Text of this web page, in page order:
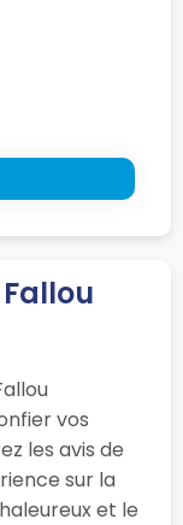
vos
les avis de
sur la
et le